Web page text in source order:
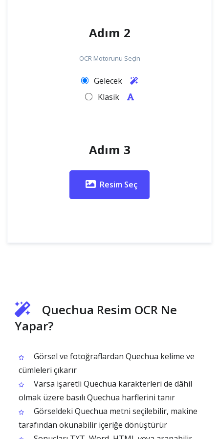
Adım 2
OCR Motorunu Seçin
Gelecek
Klasik
Adım 3
Resim Seç
Quechua Resim OCR Ne
Yapar?
Görsel ve fotoğraflardan Quechua kelime ve
cümleleri çıkarır
Varsa işaretli Quechua karakterleri de dâhil
olmak üzere basılı Quechua harflerini tanır
Görseldeki Quechua metni seçilebilir, makine
tarafından okunabilir içeriğe dönüştürür